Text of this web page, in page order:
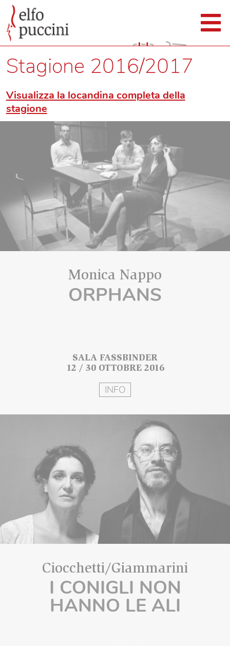
Stagione 2016/2017
Visualizza la locandina completa della
stagione
Monica Nappo
ORPHANS
SALA FASSBINDER
12 / 30 OTTOBRE 2016
INFO
Ciocchetti/Giammarini
I CONIGLI NON
HANNO LE ALI